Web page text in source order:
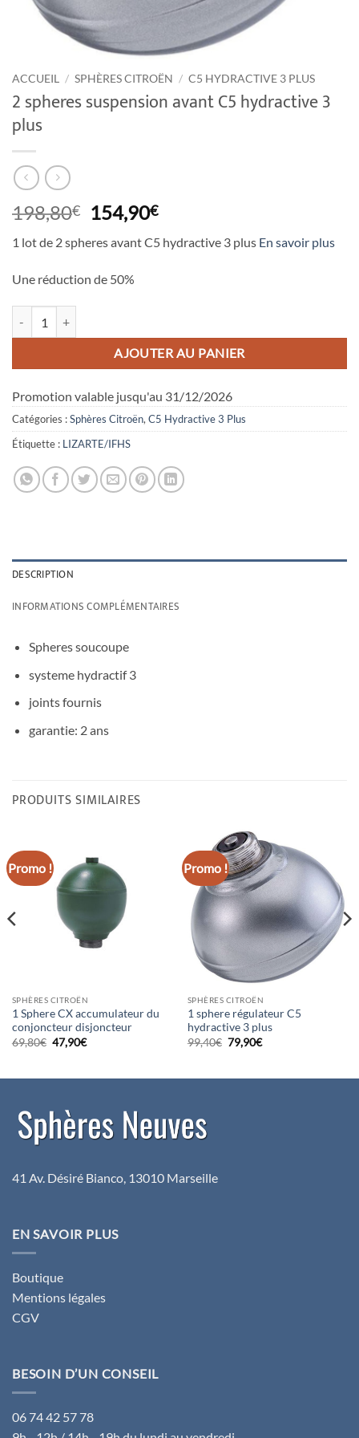
ACCUEIL / SPHÈRES CITROËN / C5 HYDRACTIVE 3 PLUS
2 spheres suspension avant C5 hydractive 3
plus
198,80€
Le
initial
était :
198,80€.
154,90€Le
actuel
1 lot de 2 spheres avant C5 hydractive 3 plus En savoir plus
Une réduction de 50%
AJOUTER AU PANIER
Promotion valable jusqu'au 31/12/2026
Catégories :Sphères Citroën, C5 Hydractive 3 Plus
Étiquette : LIZARTE/IFHS
DESCRIPTION
INFORMATIONS COMPLÉMENTAIRES
Spheres soucoupe
systeme hydractif 3
joints fournis
garantie: 2 ans
PRODUITS SIMILAIRES
Promo !
SPHÈRES CITROËN
1 Sphere CX accumulateur du
conjoncteur disjoncteur
69,80€ Le
prix
69,80€.
47,90€Le
47,90€.
Promo !
SPHÈRES CITROËN
1 sphere régulateur C5
hydractive 3 plus
99,40€ Le
prix
99,40€.
79,90€Le
79,90€.
41 Av. Désiré Bianco, 13010 Marseille
EN SAVOIR PLUS
Boutique
Mentions légales
CGV
BESOIN D’UN CONSEIL
06 74 42 57 78